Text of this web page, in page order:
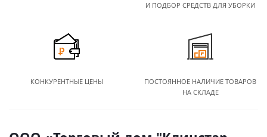
И ПОДБОР СРЕДСТВ ДЛЯ УБОРКИ
КОНКУРЕНТНЫЕ ЦЕНЫ
ПОСТОЯННОЕ НАЛИЧИЕ ТОВАРОВ
НА СКЛАДЕ